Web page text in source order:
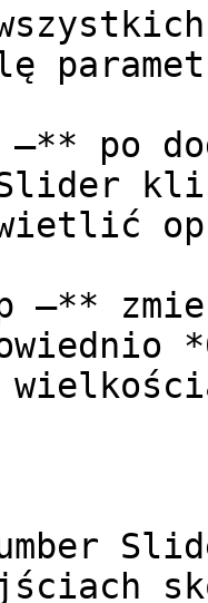
po
Slider
—**